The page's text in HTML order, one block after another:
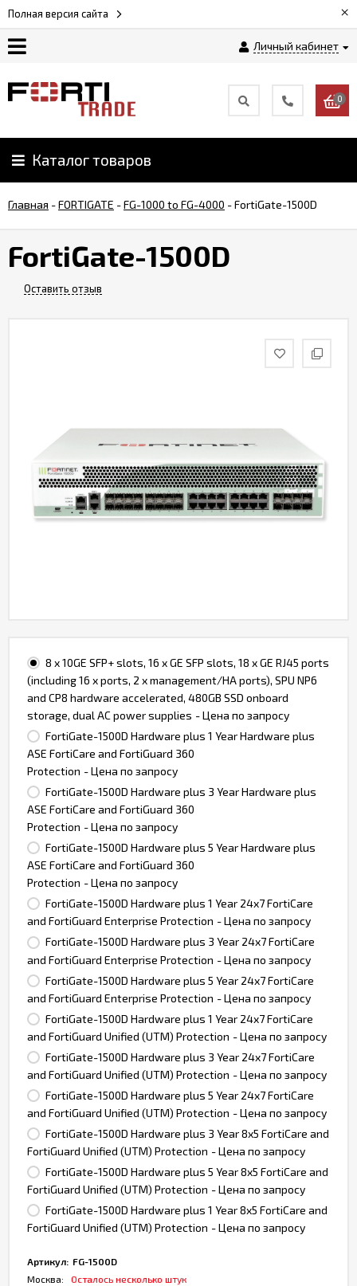
Полная версия сайта ×
Личный кабинет
Доставка
0
Каталог товаров
Главная -FORTIGATE -FG-1000 to FG-4000 -FortiGate-1500D
FortiGate-1500D
Оставить отзыв
8 x 10GE SFP+ slots, 16 x GE SFP slots, 18 x GE RJ45 ports
(including 16 x ports, 2 x management/HA ports), SPU NP6
and CP8 hardware accelerated, 480GB SSD onboard
storage, dual AC power supplies - Цена по запросу
FortiGate-1500D Hardware plus 1 Year Hardware plus
ASE FortiCare and FortiGuard 360
Protection - Цена по запросу
FortiGate-1500D Hardware plus 3 Year Hardware plus
ASE FortiCare and FortiGuard 360
Protection - Цена по запросу
FortiGate-1500D Hardware plus 5 Year Hardware plus
ASE FortiCare and FortiGuard 360
Protection - Цена по запросу
FortiGate-1500D Hardware plus 1 Year 24x7 FortiCare
and FortiGuard Enterprise Protection - Цена по запросу
FortiGate-1500D Hardware plus 3 Year 24x7 FortiCare
and FortiGuard Enterprise Protection - Цена по запросу
FortiGate-1500D Hardware plus 5 Year 24x7 FortiCare
and FortiGuard Enterprise Protection - Цена по запросу
FortiGate-1500D Hardware plus 1 Year 24x7 FortiCare
and FortiGuard Unified (UTM) Protection - Цена по запросу
FortiGate-1500D Hardware plus 3 Year 24x7 FortiCare
and FortiGuard Unified (UTM) Protection - Цена по запросу
FortiGate-1500D Hardware plus 5 Year 24x7 FortiCare
and FortiGuard Unified (UTM) Protection - Цена по запросу
FortiGate-1500D Hardware plus 3 Year 8x5 FortiCare and
FortiGuard Unified (UTM) Protection - Цена по запросу
FortiGate-1500D Hardware plus 5 Year 8x5 FortiCare and
FortiGuard Unified (UTM) Protection - Цена по запросу
FortiGate-1500D Hardware plus 1 Year 8x5 FortiCare and
FortiGuard Unified (UTM) Protection - Цена по запросу
Артикул: FG-1500D
Москва:
Осталось несколько штук